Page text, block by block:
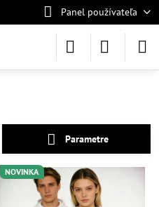
Panel používateľa
Parametre
NOVINKA